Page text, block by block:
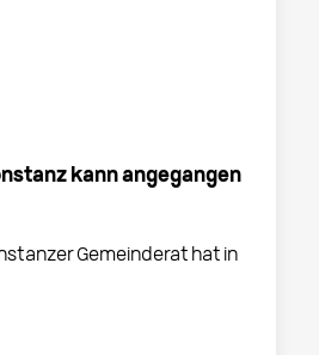
kann angegangen
Gemeinderat hat in